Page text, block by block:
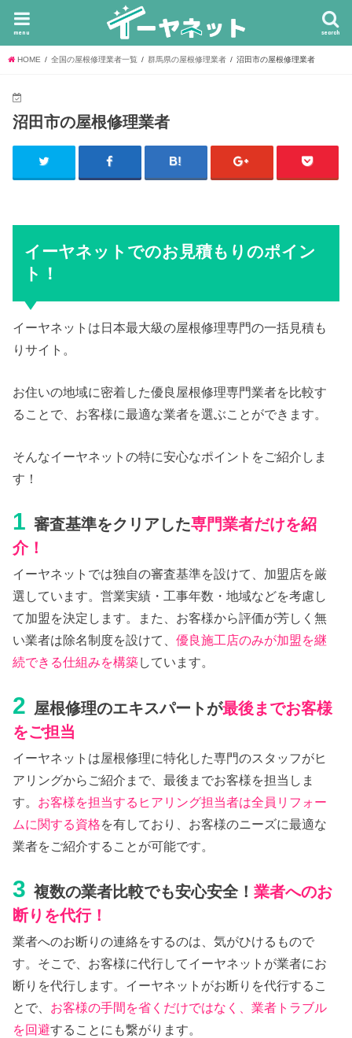
search
menu
HOME 全国の屋根修理業者一覧 群馬県の屋根修理業者 沼田市の屋根修理業者
沼田市の屋根修理業者
イーヤネットでのお見積もりのポイン
ト！
イーヤネットは日本最大級の屋根修理専門の一括見積も
りサイト。
お住いの地域に密着した優良屋根修理専門業者を比較す
ることで、お客様に最適な業者を選ぶことができます。
そんなイーヤネットの特に安心なポイントをご紹介しま
す！
1 審査基準をクリアした専門業者だけを紹
介！
イーヤネットでは独自の審査基準を設けて、加盟店を厳
選しています。営業実績・工事年数・地域などを考慮し
て加盟を決定します。また、お客様から評価が芳しく無
い業者は除名制度を設けて、優良施工店のみが加盟を継
続できる仕組みを構築しています。
2 屋根修理のエキスパートが最後までお客様
をご担当
イーヤネットは屋根修理に特化した専門のスタッフがヒ
アリングからご紹介まで、最後までお客様を担当しま
す。 お客様を担当するヒアリング担当者は全員リフォー
ムに関する資格を有しており、お客様のニーズに最適な
業者をご紹介することが可能です。
3 複数の業者比較でも安心安全！業者へのお
断りを代行！
業者へのお断りの連絡をするのは、気がひけるもので
す。そこで、お客様に代行してイーヤネットが業者にお
断りを代行します。イーヤネットがお断りを代行するこ
とで、 お客様の手間を省くだけではなく、業者トラブル
を回避することにも繋がります。